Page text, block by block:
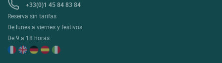
+33(0)1 45 84 83 84
Reserva sin tarifas
De lunes a viernes y festivos:
De 9 a 18 horas